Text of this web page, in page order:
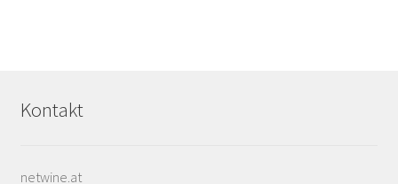
Kontakt
netwine.at